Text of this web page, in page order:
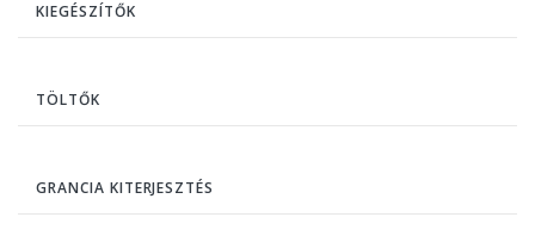
KIEGÉSZÍTŐK
TÖLTŐK
GRANCIA KITERJESZTÉS